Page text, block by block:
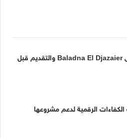
عرض توظيف جديد للعمل لدى Baladna El Djazaier والتقديم قبل
الرقمية لدعم مشروعها